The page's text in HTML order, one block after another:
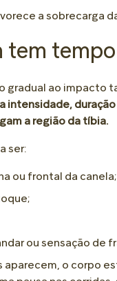
a sobrecarga
tem
gradual ao impacto
intensidade,
a região da tíbia.
ser:
ou frontal da canela;
ou sensação de
aparecem, o corpo